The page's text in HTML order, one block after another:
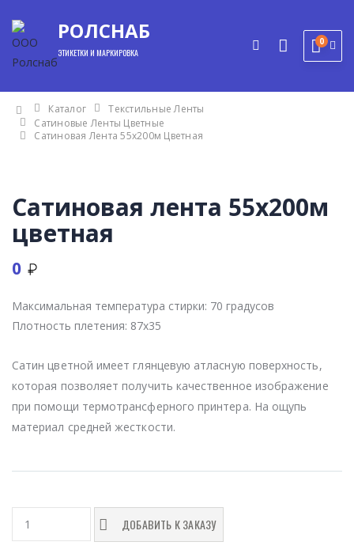
РОЛСНАБ
ЭТИКЕТКИ И МАРКИРОВКА
0
Каталог
Текстильные Ленты
Сатиновые Ленты Цветные
Сатиновая Лента 55x200м Цветная
Сатиновая лента 55x200м
цветная
0
Максимальная температура стирки: 70 градусов
Плотность плетения: 87x35
Сатин цветной имеет глянцевую атласную поверхность,
которая позволяет получить качественное изображение
при помощи термотрансферного принтера. На ощупь
материал средней жесткости.
ДОБАВИТЬ К ЗАКАЗУ